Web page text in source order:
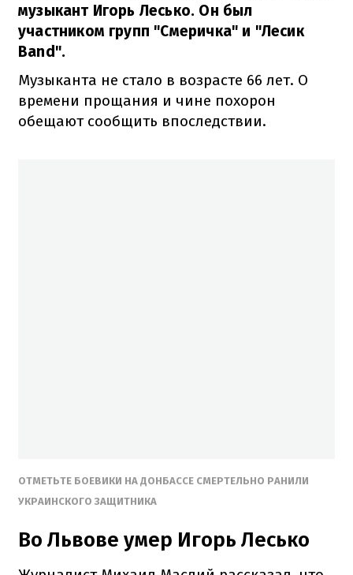
музыкант Игорь Лесько. Он был
участником групп "Смеричка" и "Лесик
Band".
Музыканта не стало в возрасте 66 лет. О
времени прощания и чине похорон
обещают сообщить впоследствии.
ОТМЕТЬТЕ БОЕВИКИ НА ДОНБАССЕ СМЕРТЕЛЬНО РАНИЛИ
УКРАИНСКОГО ЗАЩИТНИКА
Во Львове умер Игорь Лесько